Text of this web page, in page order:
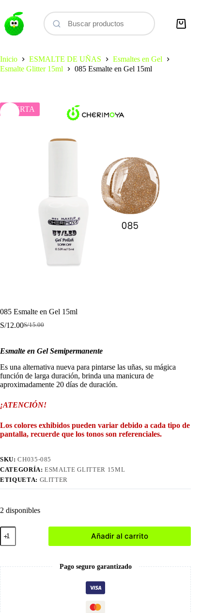
contenido
Carro
Inicio
ESMALTE DE UÑAS
Esmaltes en Gel
Esmalte Glitter 15ml
085 Esmalte en Gel 15ml
OFERTA
085 Esmalte en Gel 15ml
S/15.00
El
era:
S/15.00.
S/12.00El
es:
S/12.00.
Esmalte en Gel Semipermanente
Es una alternativa nueva para pintarse las uñas, su mágica
función de larga duración, brinda una manicura de
aproximadamente 20 días de duración.
¡ATENCIÓN!
Los colores exhibidos pueden variar debido a cada tipo de
pantalla, recuerde que los tonos son referenciales.
SKU:CH035-085
CATEGORÍA:ESMALTE GLITTER 15ML
ETIQUETA: GLITTER
2 disponibles
085
Esmalte
en
cantidad
Añadir al carrito
Pago seguro garantizado